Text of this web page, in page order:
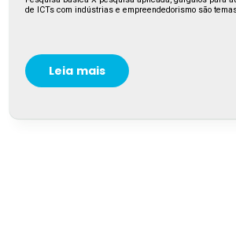
de ICTs com indústrias e empreendedorismo são
Leia mais